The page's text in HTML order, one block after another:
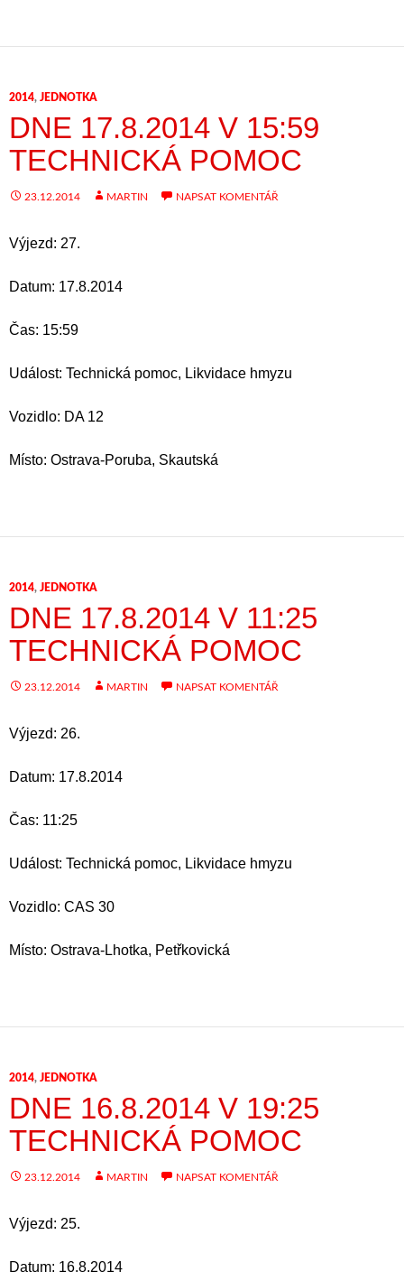
2014, JEDNOTKA
DNE 17.8.2014 V 15:59
TECHNICKÁ POMOC
23.12.2014 MARTIN NAPSAT KOMENTÁŘ
Výjezd: 27.
Datum: 17.8.2014
Čas: 15:59
Událost: Technická pomoc, Likvidace hmyzu
Vozidlo: DA 12
Místo: Ostrava-Poruba, Skautská
2014, JEDNOTKA
DNE 17.8.2014 V 11:25
TECHNICKÁ POMOC
23.12.2014 MARTIN NAPSAT KOMENTÁŘ
Výjezd: 26.
Datum: 17.8.2014
Čas: 11:25
Událost: Technická pomoc, Likvidace hmyzu
Vozidlo: CAS 30
Místo: Ostrava-Lhotka, Petřkovická
2014, JEDNOTKA
DNE 16.8.2014 V 19:25
TECHNICKÁ POMOC
23.12.2014 MARTIN NAPSAT KOMENTÁŘ
Výjezd: 25.
Datum: 16.8.2014